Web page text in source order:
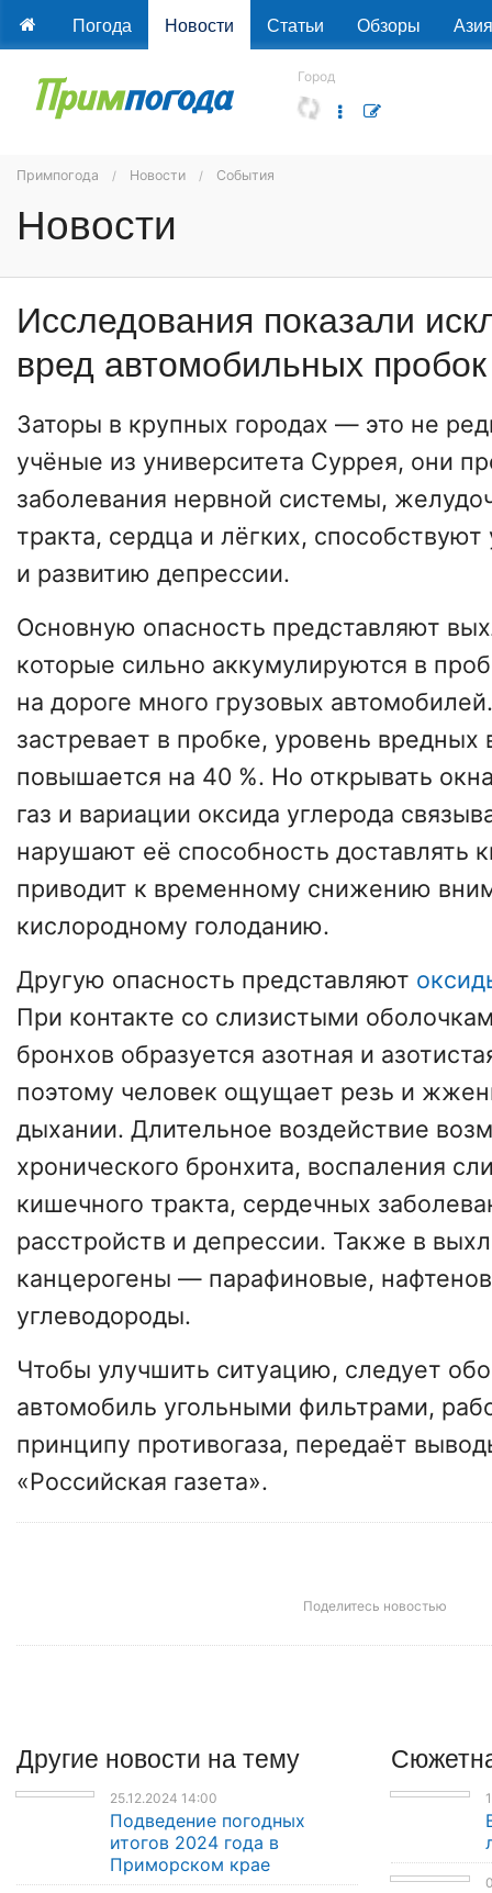
Погода Новости Статьи Обзоры Азия
Город
Примпогода Новости События
Новости
Исследования показали
вред автомобильных пробок
Заторы в крупных городах — это не
учёные из университета Суррея, они
заболевания нервной системы,
тракта, сердца и лёгких,
и развитию депрессии.
Основную опасность представляют
которые сильно аккумулируются в
на дороге много грузовых
застревает в пробке, уровень вредных
повышается на 40 %. Но открывать
газ и вариации оксида углерода
нарушают её способность доставлять
приводит к временному снижению
кислородному голоданию.
Другую опасность представляют
При контакте со слизистыми
бронхов образуется азотная и
поэтому человек ощущает резь и
дыхании. Длительное воздействие
хронического бронхита, воспаления
кишечного тракта, сердечных
расстройств и депрессии. Также в
канцерогены — парафиновые,
углеводороды.
Чтобы улучшить ситуацию, следует
автомобиль угольными фильтрами,
принципу противогаза, передаёт
«Российская газета».
Поделитесь новостью
Другие новости на тему
25.12.2024 14:00
Подведение погодных
итогов 2024 года в
Приморском крае